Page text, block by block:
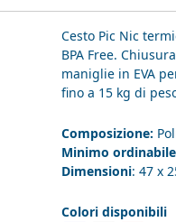
Cesto Pic Nic
BPA Free.
maniglie in EVA
fino a 15 kg di
Composizione:
Minimo
Dimensioni: 47 x
Colori disponibili